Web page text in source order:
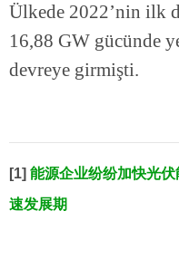
Ülkede 2022’nin ilk
16,88 GW gücünde
devreye girmişti.
[1] 能源企业纷纷加快光
速发展期